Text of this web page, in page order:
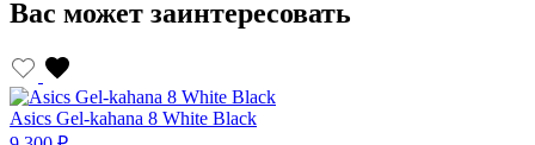
Вас может заинтересовать
Asics Gel-kahana 8 White Black